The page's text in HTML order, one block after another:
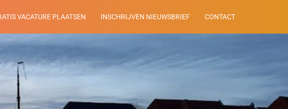
VACATURE PLAATSEN INSCHRIJVEN NIEUWSBRIEF CONTACT